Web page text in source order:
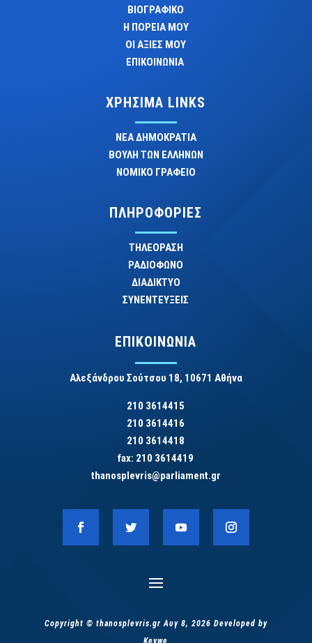
ΒΙΟΓΡΑΦΙΚΟ
Η ΠΟΡΕΙΑ ΜΟΥ
ΟΙ ΑΞΙΕΣ ΜΟΥ
ΕΠΙΚΟΙΝΩΝΙΑ
ΧΡΗΣΙΜΑ LINKS
ΝΕΑ ΔΗΜΟΚΡΑΤΙΑ
ΒΟΥΛΗ ΤΩΝ ΕΛΛΗΝΩΝ
ΝΟΜΙΚΟ ΓΡΑΦΕΙΟ
ΠΛΗΡΟΦΟΡΙΕΣ
ΤΗΛΕΟΡΑΣΗ
ΡΑΔΙΟΦΩΝΟ
ΔΙΑΔΙΚΤΥΟ
ΣΥΝΕΝΤΕΥΞΕΙΣ
ΕΠΙΚΟΙΝΩΝΙΑ
Αλεξάνδρου Σούτσου 18, 10671 Αθήνα
210 3614415
210 3614416
210 3614418
fax: 210 3614419
thanosplevris@parliament.gr
Copyright © thanosplevris.gr Αυγ 8, 2026 Developed by